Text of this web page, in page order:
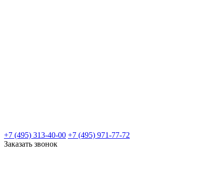
+7 (495) 313-40-00 +7 (495) 971-77-72
Заказать звонок